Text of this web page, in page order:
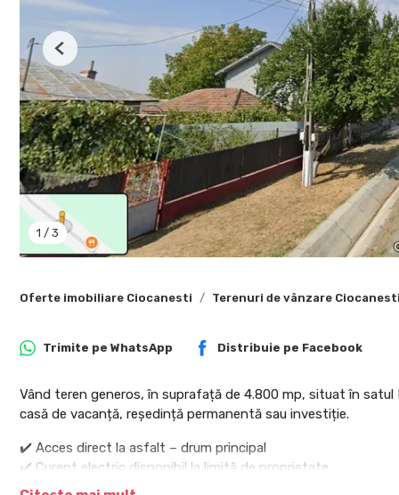
1 / 3
Previous
Oferte imobiliare Ciocanesti Terenuri de vânzare Ciocanesti
Trimite pe WhatsApp Distribuie pe Facebook
Vând teren generos, în suprafață de 4.800 mp, situat în
casă de vacanță, reședință permanentă sau investiție.
✔️ Acces direct la asfalt – drum principal
✔️ Curent electric disponibil la limită de proprietate
✔️ Pădure exact în spatele terenului – peisaj deosebit, aer